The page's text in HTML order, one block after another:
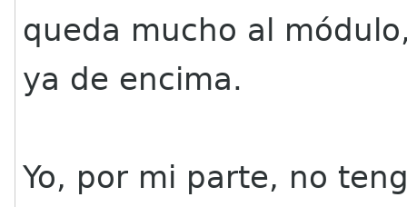
queda mucho al
ya de encima.
Yo, por mi parte, no